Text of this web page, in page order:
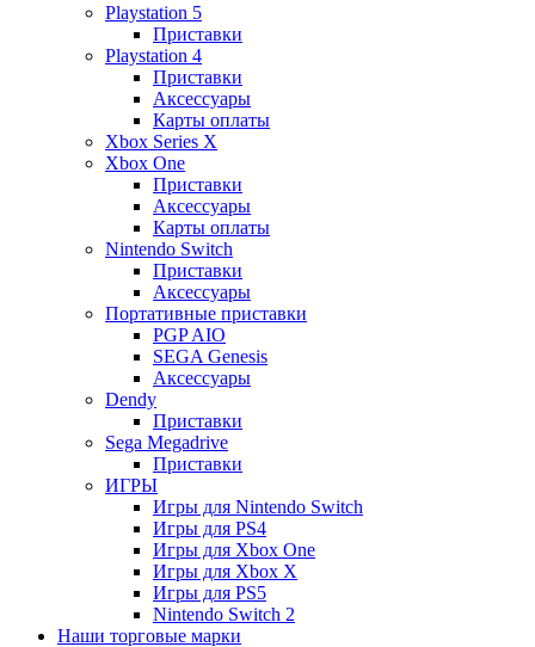
Playstation 5
Приставки
Playstation 4
Приставки
Аксессуары
Карты оплаты
Xbox Series X
Xbox One
Приставки
Аксессуары
Карты оплаты
Nintendo Switch
Приставки
Аксессуары
Портативные приставки
PGP AIO
SEGA Genesis
Аксессуары
Dendy
Приставки
Sega Megadrive
Приставки
ИГРЫ
Игры для Nintendo Switch
Игры для PS4
Игры для Xbox One
Игры для Xbox X
Игры для PS5
Nintendo Switch 2
Наши торговые марки